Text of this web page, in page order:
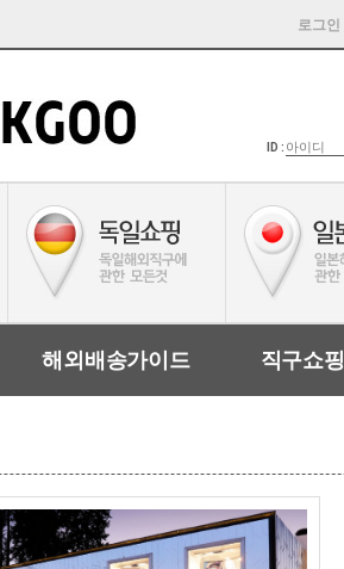
로그인
ID :
해외배송가이드 직구쇼